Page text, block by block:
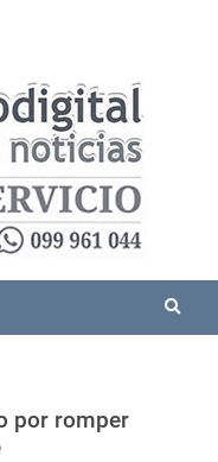
por romper